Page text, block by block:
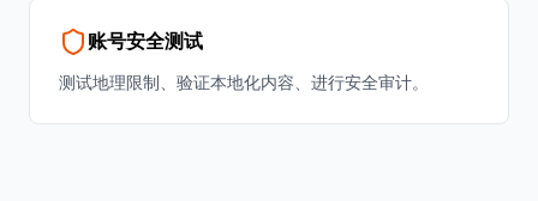
账号安全测试
测试地理限制、验证本地化内容、进行安全审计。